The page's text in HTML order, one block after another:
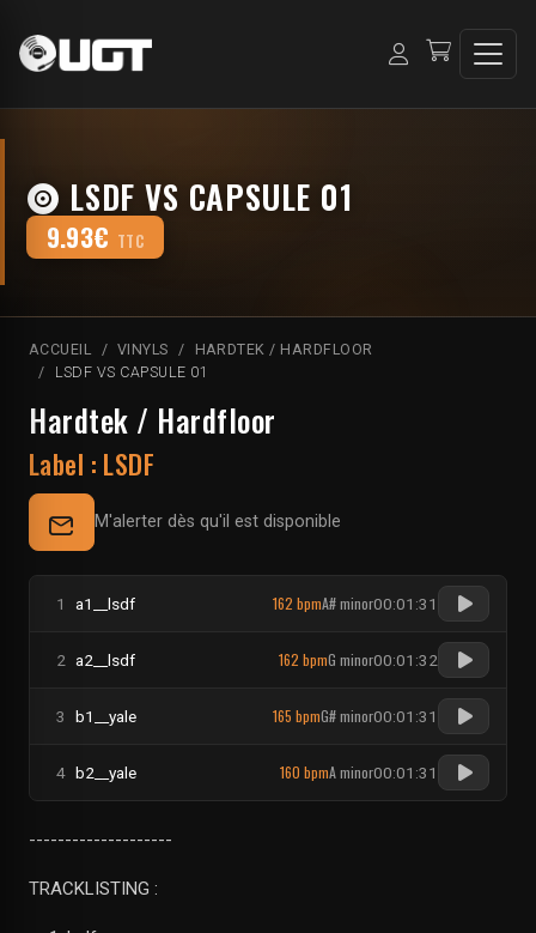
LSDF VS CAPSULE 01
9.93€ TTC
ACCUEIL VINYLS
HARDTEK / HARDFLOOR
LSDF VS CAPSULE 01
Hardtek / Hardfloor
Label : LSDF
M'alerter dès qu'il est disponible
1 a1__lsdf 162 bpmA# minor00:01:31
2 a2__lsdf 162 bpmG minor00:01:32
3 b1__yale 165 bpmG# minor00:01:31
4 b2__yale 160 bpmA minor00:01:31
--------------------
TRACKLISTING :